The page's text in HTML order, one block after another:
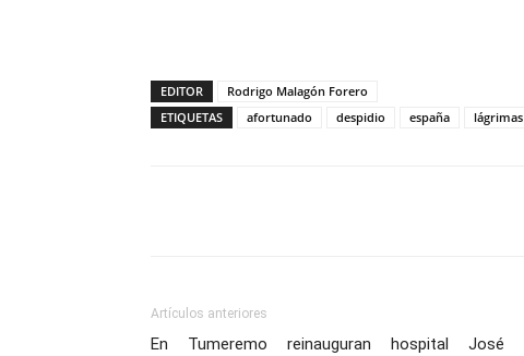
EDITOR
Rodrigo Malagón Forero
ETIQUETAS
afortunado despidio españa lágrimas
Artículos anteriores
En Tumeremo reinauguran hospital José